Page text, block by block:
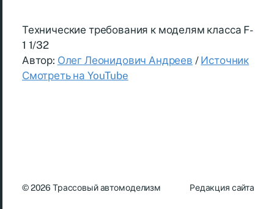
Технические требования к моделям класса F-
1 1/32
Автор: Олег Леонидович Андреев / Источник
Смотреть на YouTube
© 2026Трассовый автомоделизм Редакция сайта